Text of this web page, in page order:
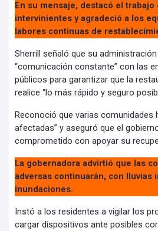
En su mensaje, destacó el
intervinientes y agradeció a los
labores continuas de
Sherrill señaló que su
“comunicación constante” con las
públicos para garantizar que la
realice “lo más rápido y seguro
Reconoció que varias comunidades
afectadas” y aseguró que el
comprometido con apoyar su
La gobernadora advirtió que las
adversas continuarán, con lluvias
inundaciones.
Instó a los residentes a vigilar los
cargar dispositivos ante posibles